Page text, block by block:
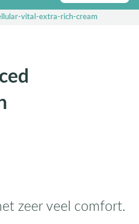
vital-extra-rich-cream
zeer veel comfort.